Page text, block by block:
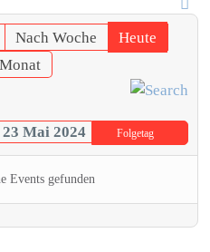
Nach Woche
Heute
Mai 2024 Folgetag
Events gefunden